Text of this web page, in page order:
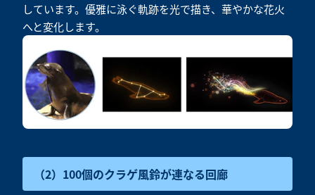
しています。優雅に泳ぐ軌跡を光で描き、華やかな花火
へと変化します。
（2）100個のクラゲ風鈴が連なる回廊